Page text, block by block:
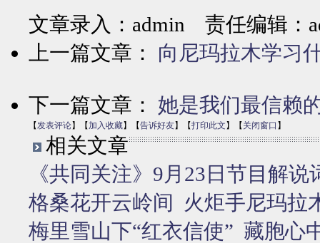
文章录入：admin 责任编辑：
上一篇文章： 向尼玛拉木学习
下一篇文章： 她是我们最信赖
【发表评论】【加入收藏】【告诉好友】【打印此文 】【 关闭窗口 】
相关文章
《共同关注》9月23日节目解
格桑花开云岭间
火炬手尼玛拉
梅里雪山下“红衣信使” 藏胞心